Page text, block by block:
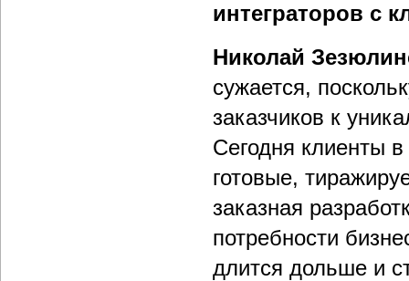
интеграторов с
Николай
сужается,
заказчиков к
Сегодня клиенты
готовые,
заказная
потребности
длится дольше и